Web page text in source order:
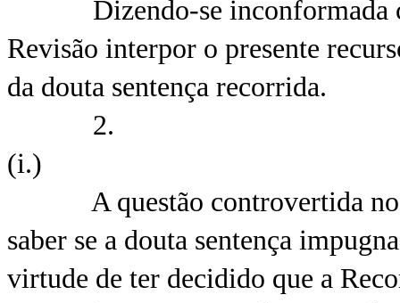
Dizendo-se inconformada
Revisão interpor o presente
da douta sentença recorrida.
2.
(i.)
A questão controvertida no
saber se a douta sentença
virtude de ter decidido que a